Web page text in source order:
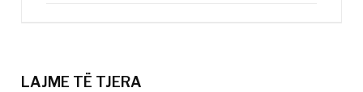
LAJME TË TJERA